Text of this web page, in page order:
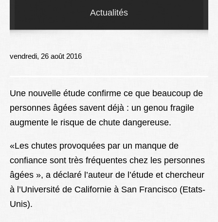
Better Health
Actualités
vendredi, 26 août 2016
Une nouvelle étude confirme ce que beaucoup de
personnes âgées savent déjà : un genou fragile
augmente le risque de chute dangereuse.
«Les chutes provoquées par un manque de
confiance sont très fréquentes chez les personnes
âgées », a déclaré l’auteur de l’étude et chercheur
à l’Université de Californie à San Francisco (Etats-
Unis).